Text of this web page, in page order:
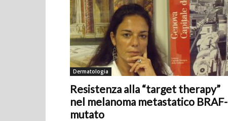
Dermatologia
Resistenza alla “target therapy”
nel melanoma metastatico BRAF-
mutato